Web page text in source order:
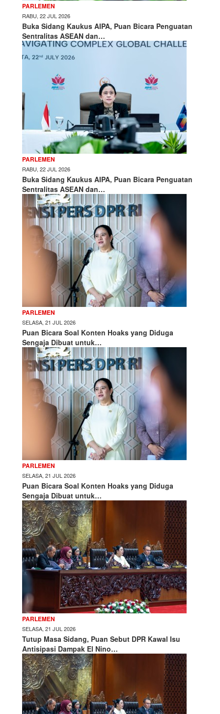
PARLEMEN
RABU, 22 JUL 2026
Buka Sidang Kaukus AIPA, Puan Bicara Penguatan
Sentralitas ASEAN dan…
PARLEMEN
RABU, 22 JUL 2026
Buka Sidang Kaukus AIPA, Puan Bicara Penguatan
Sentralitas ASEAN dan…
PARLEMEN
SELASA, 21 JUL 2026
Puan Bicara Soal Konten Hoaks yang Diduga
Sengaja Dibuat untuk…
PARLEMEN
SELASA, 21 JUL 2026
Puan Bicara Soal Konten Hoaks yang Diduga
Sengaja Dibuat untuk…
PARLEMEN
SELASA, 21 JUL 2026
Tutup Masa Sidang, Puan Sebut DPR Kawal Isu
Antisipasi Dampak El Nino…